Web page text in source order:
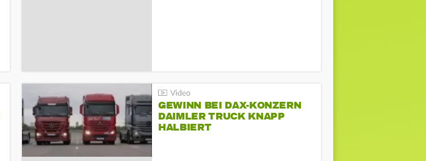
GEWINN BEI DAX-KONZERN
DAIMLER TRUCK KNAPP
HALBIERT